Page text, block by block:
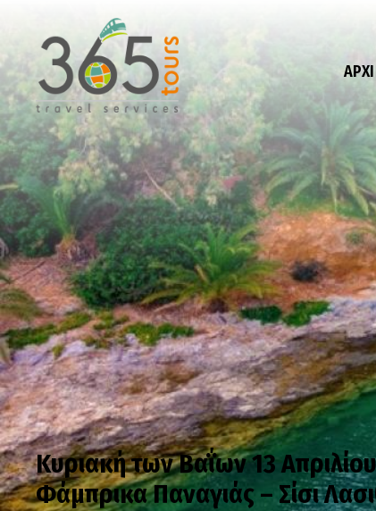
Κυριακή των Βαΐων 13
Φάμπρικα Παναγιάς – Σίσι